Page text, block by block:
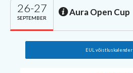
26-27
SEPTEMBER
Aura Open Cup
EUL võistluskalender